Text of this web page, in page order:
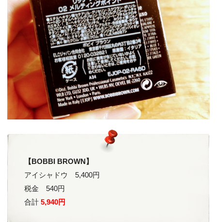
【BOBBI BROWN】
アイシャドウ 5,400円
税金 540円
合計 5,940円